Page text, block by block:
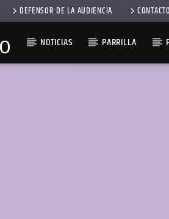
DEFENSOR DE LA AUDIENCIA CONTACTO
NOTICIAS PARRILLA